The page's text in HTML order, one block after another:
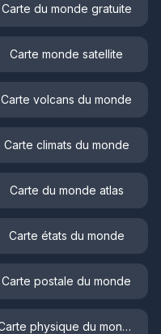
Carte du monde gratuite
Carte monde satellite
Carte volcans du monde
Carte climats du monde
Carte du monde atlas
Carte états du monde
Carte postale du monde
Carte physique du monde